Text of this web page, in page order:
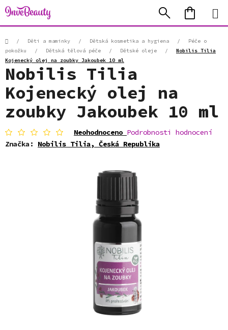
Přejít
na
obsah
Hledat
KOŠÍK
Domů/ Děti a maminky / Dětská kosmetika a hygiena /
Péče o
pokožku
/ Dětská tělová péče / Dětské oleje /
Nobilis Tilia
Kojenecký olej na zoubky Jakoubek 10 ml
Nobilis Tilia
Kojenecký olej na
zoubky Jakoubek 10 ml
Průměrné
hodnocení
produktu
Neohodnoceno Podrobnosti hodnocení
Značka: Nobilis Tilia, Česká Republika